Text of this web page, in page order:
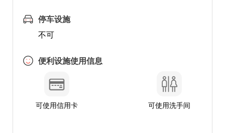
停车设施
不可
便利设施使用信息
可使用信用卡 可使用洗手间